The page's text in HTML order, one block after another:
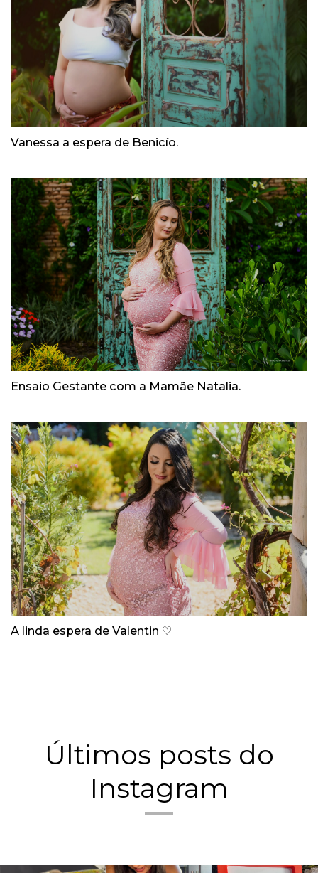
Vanessa a espera de Benicío.
Ensaio Gestante com a Mamãe Natalia.
A linda espera de Valentin ♡
Últimos posts do
Instagram